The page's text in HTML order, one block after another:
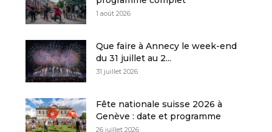
1 août 2026
Que faire à Annecy le week-end
du 31 juillet au 2...
31 juillet 2026
Fête nationale suisse 2026 à
Genève : date et programme
26 juillet 2026